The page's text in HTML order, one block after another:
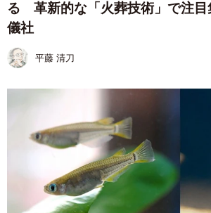
る 革新的な「火葬技術」で注目
儀社
平藤 清刀